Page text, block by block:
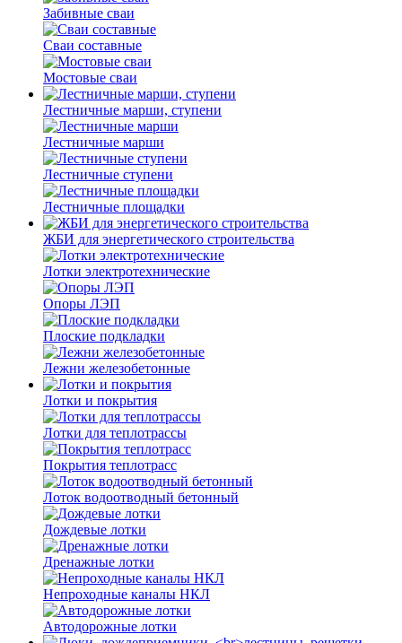
Забивные сваи
Сваи составные
Мостовые сваи
Лестничные марши, ступени
Лестничные марши
Лестничные ступени
Лестничные площадки
ЖБИ для энергетического строительства
Лотки электротехнические
Опоры ЛЭП
Плоские подкладки
Лежни железобетонные
Лотки и покрытия
Лотки для теплотрассы
Покрытия теплотрасс
Лоток водоотводный бетонный
Дождевые лотки
Дренажные лотки
Непроходные каналы НКЛ
Автодорожные лотки